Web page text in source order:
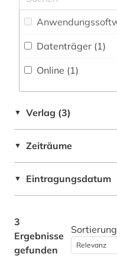
Datenträger (1)
Online (1)
▼ Verlag (3)
▼ Zeiträume
▼ Eintragungsdatum
3
Ergebnisse
gefunden
Sortierung